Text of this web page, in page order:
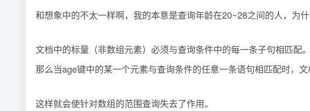
和想象中的不太一样啊，我的本意是查询年龄在20~28之间的人，为什
文档中的标量（非数组元素）必须与查询条件中的每一条子句相匹配
那么当age键中的某一个元素与查询条件的任意一条语句相匹配时，
这样就会使针对数组的范围查询失去了作用。